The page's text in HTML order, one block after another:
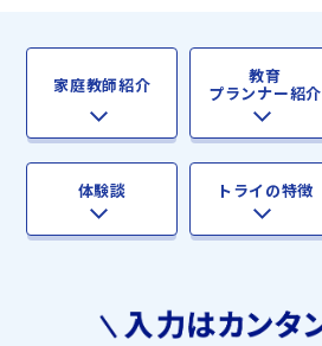
家庭教師紹介 教育
プランナー紹介
体験談 トライの特徴